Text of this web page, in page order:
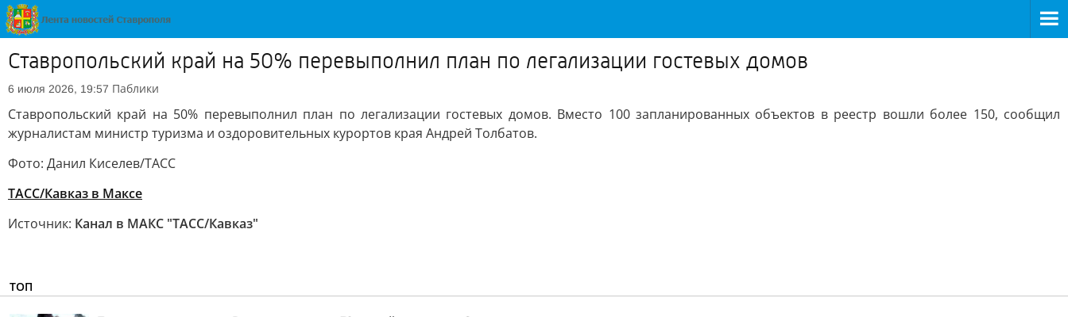
Ставропольский край на 50% перевыполнил план по легализации гостевых домов
6 июля 2026, 19:57 Паблики
Ставропольский край на 50% перевыполнил план по легализации гостевых домов. Вместо 100 запланированных объектов в реестр вошли более 150, сообщил
журналистам министр туризма и оздоровительных курортов края Андрей Толбатов.
Фото: Данил Киселев/ТАСС
ТАСС/Кавказ в Максе
Источник: Канал в МАКС "ТАСС/Кавказ"
ТОП